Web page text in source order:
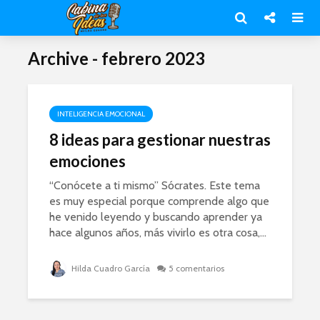
Archive - febrero 2023
INTELIGENCIA EMOCIONAL
8 ideas para gestionar nuestras
emociones
“Conócete a ti mismo” Sócrates. Este tema
es muy especial porque comprende algo que
he venido leyendo y buscando aprender ya
hace algunos años, más vivirlo es otra cosa,...
Hilda Cuadro García 5 comentarios